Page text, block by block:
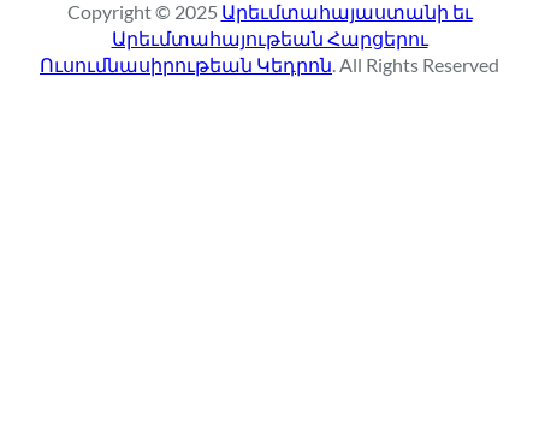
c
h
Copyright © 2025 Արեւմտահայաստանի եւ
Արեւմտահայութեան Հարցերու
Ուսումնասիրութեան Կեդրոն. All Rights Reserved